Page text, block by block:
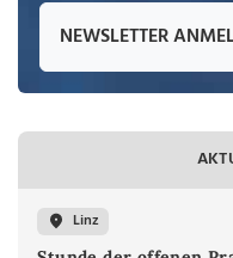
NEWSLETTER
Linz